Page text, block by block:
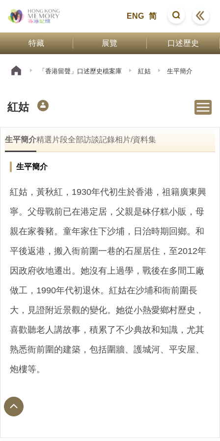
ENG 简
特藏 展覽 口述歷史
「香港留聲」口述歷史檔案庫 紅姑 生平簡介
紅姑
生平簡介精選片段全部訪談記錄相片/資料集
生平簡介
紅姑，黃秋紅，1930年代初生於香港，祖籍廣東興
寧。父母戰前已在港定居，父親是砵仔糕小販，母
親在家養豬。童年家住下沙埔，日治時期回鄉。和
平後返港，搬入衙前圍一巷的石屋居住，至2012年
因政府收地遷出。她沒有上過學，戰後在多間工廠
做工，1990年代初退休。紅姑在沙埔和衙前圍長
大，見證附近景觀的變化。她從小熱愛鄉村歷史，
喜歡聽老人講故事，積累了不少典故和知識，尤其
熟悉衙前圍的建築，包括圍牆、護城河、平安屋、
炮樓等。